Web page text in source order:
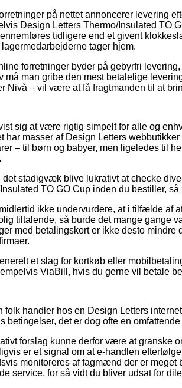
på nettet annoncerer levering
Design Letters Thermo/Insulated TO
tidligere end et givent
tager hjem.
forretninger byder på gebyrfri
må man gribe den mest betalelige
Nivå – vil være at få fragtmanden til at
sig at være rigtig simpelt for alle og
har masser af Design Letters
– til børn og babyer, men ligeledes til
det stadigvæk blive lukrativt at checke
TO GO Cup inden du bestiller,
ikke undervurdere, at i tilfælde af
tiltalende, så burde det mange gange
med betalingskort er ikke desto
et slag for kortkøb eller
ViaBill, hvis du gerne vil betale
folk handler hos en Design Letters
betingelser, det er dog ofte en
forslag kunne derfor være at granske
er et signal om at e-handlen
monitoreres af fagmænd der er
service, for så vidt du bliver udsat for